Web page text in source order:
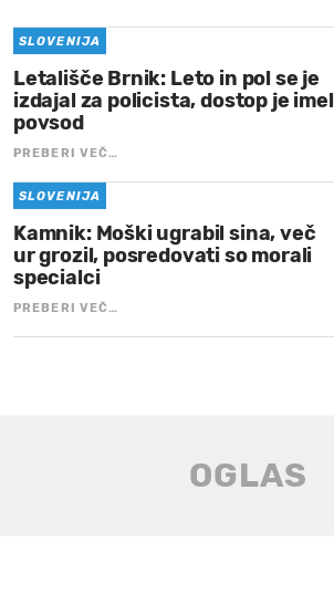
SLOVENIJA
Letališče Brnik: Leto in pol se je
izdajal za policista, dostop je imel
povsod
PREBERI VEČ…
SLOVENIJA
Kamnik: Moški ugrabil sina, več
ur grozil, posredovati so morali
specialci
PREBERI VEČ…